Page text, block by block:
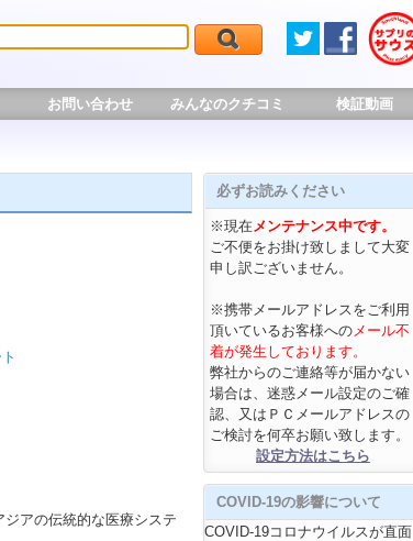
お問い合わせ みんなのクチコミ 検証動画
アの伝統的な医療システ
必ずお読みください
※現在メンテナンス中です。
ご不便をお掛け致しまして大変
申し訳ございません。
※携帯メールアドレスをご利用
頂いているお客様へのメール不
着が発生しております。
弊社からのご連絡等が届かない
場合は、迷惑メール設定のご確
認、又はＰＣメールアドレスの
ご検討を何卒お願い致します。
設定方法はこちら
COVID-19の影響について
COVID-19コロナウイルスが直面